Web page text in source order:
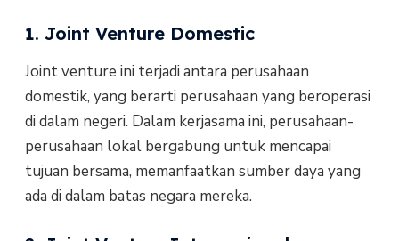
1. Joint Venture Domestic
Joint venture ini terjadi antara perusahaan
domestik, yang berarti perusahaan yang beroperasi
di dalam negeri. Dalam kerjasama ini, perusahaan-
perusahaan lokal bergabung untuk mencapai
tujuan bersama, memanfaatkan sumber daya yang
ada di dalam batas negara mereka.